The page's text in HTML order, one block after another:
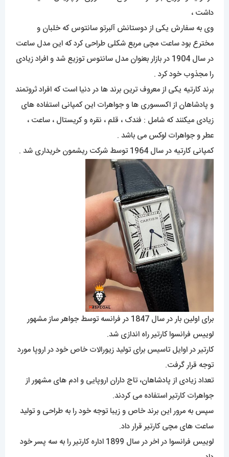
داشت ،
وی به سفارش یکی از دوستانش آلبرتو سانتوس که خلبان و
مخترع بود ساعت مچی مربع شکلی طراحی کرد که این مدل ساعت
در سال 1904 در بازار بعنوان مدل سانتوس توزیع شد و افراد زیادی
را مجذوب خود کرد .
برند کارتیه یکی از معروف ترین برند ها در دنیا است که افراد ثروتمند
و پادشاهان از اکسسوری ها و جواهرات این کمپانی استفاده های
زیادی میکنند که شامل : فندک ، قلم ، نقره و کریستال ، ساعت ،
عطر و جواهرات لوکس می باشد .
کمپانی کارتیه در سال 1964 توسط شرکت ریشمون خریداری شد .
برای اولین بار در سال 1847 در فرانسه توسط جواهر ساز مشهور
لوییس فرانسوا کارتیر راه اندازی شد.
کارتیر در اوایل تاسیس برای تولید زیورالات خاص خود در اروپا مورد
توجه قرار گرفت.
تعداد زیادی از پادشاهان، تاج داران اروپایی و ادم های مشهور از
جواهرات کارتیر استفاده می کردند.
سپس به مرور این برند خاص و زیبا توجه خود را به طراحی و تولید
ساعت های مچی کارتیر قرار داد.
لوییس فرانسوا در اخر در سال 1899 اداره کارتیر را به سه پسر خود